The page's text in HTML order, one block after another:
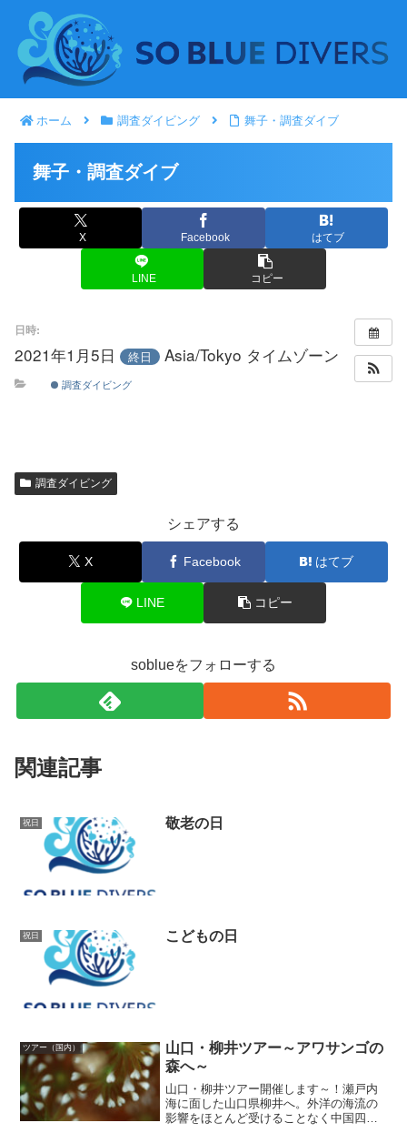
ホーム 調査ダイビング 舞子・調査ダイブ
舞子・調査ダイブ
X Facebook はてブ
LINE コピー
日時:
2021年1月5日 終日 Asia/Tokyo タイムゾーン
調査ダイビング
調査ダイビング
シェアする
X Facebook はてブ
LINE コピー
soblueをフォローする
関連記事
祝日 敬老の日
祝日 こどもの日
ツアー（国内）
山口・柳井ツアー～アワサンゴの
森へ～
山口・柳井ツアー開催します～！瀬戸内
海に面した山口県柳井へ。外洋の海流の
影響をほとんど受けることなく中国四国